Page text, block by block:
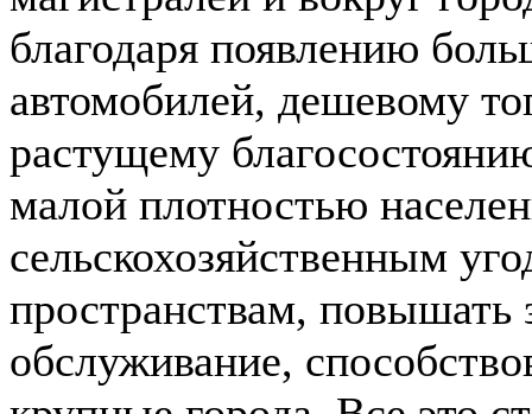
благодаря появлению
автомобилей, дешевому
растущему
малой плотностью
сельскохозяйственным
пространствам, повышать
обслуживание,